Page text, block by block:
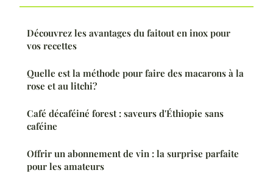
Découvrez les avantages du faitout en inox pour
vos recettes
Quelle est la méthode pour faire des macarons à la
rose et au litchi?
Café décaféiné forest : saveurs d'Éthiopie sans
caféine
Offrir un abonnement de vin : la surprise parfaite
pour les amateurs